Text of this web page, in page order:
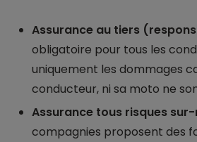
Assurance au tiers
obligatoire pour tous les
uniquement les dommages
conducteur, ni sa moto ne
Assurance tous risques
compagnies proposent des